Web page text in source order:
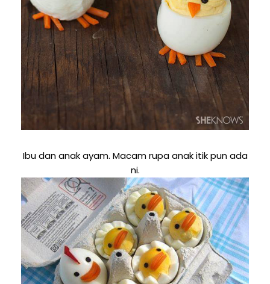
Ibu dan anak ayam. Macam rupa anak itik pun ada
ni.